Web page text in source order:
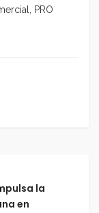
PRO
la
en